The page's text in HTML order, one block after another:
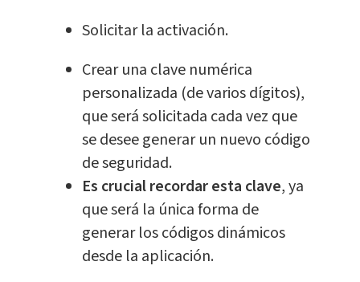
Solicitar la activación.
Crear una clave numérica
personalizada (de varios dígitos),
que será solicitada cada vez que
se desee generar un nuevo código
de seguridad.
Es crucial recordar esta clave, ya
que será la única forma de
generar los códigos dinámicos
desde la aplicación.